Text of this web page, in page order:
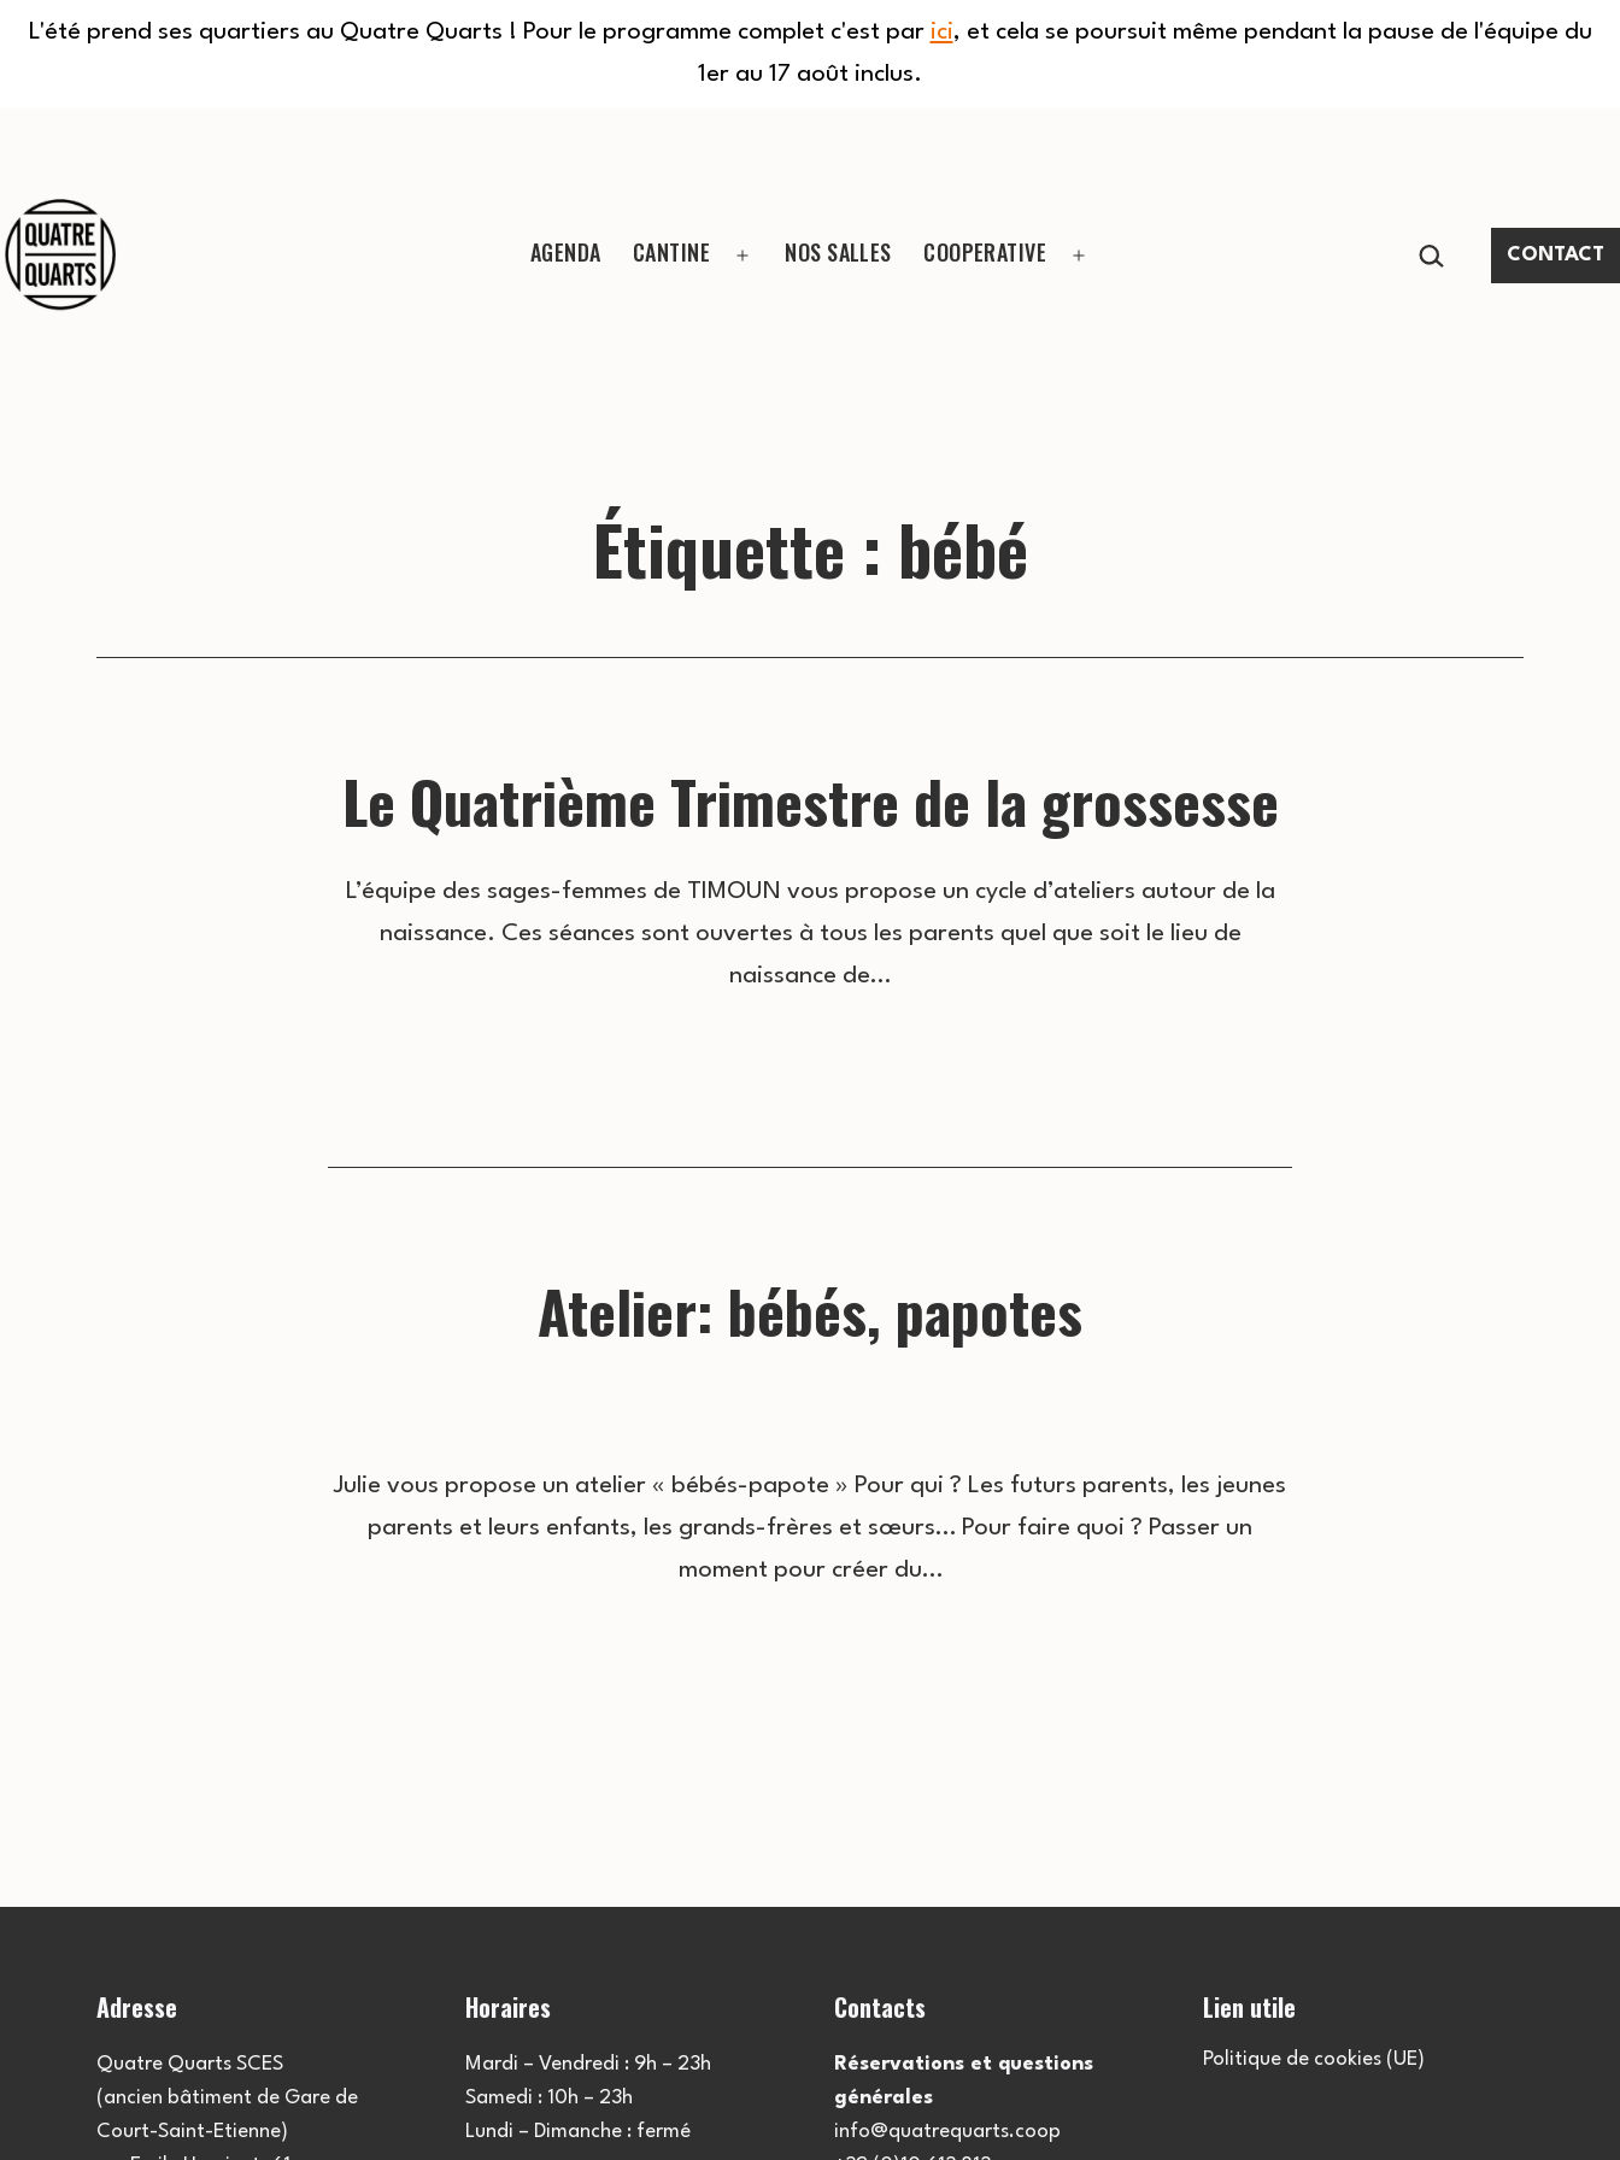
L'été prend ses quartiers au Quatre Quarts ! Pour le programme complet c'est par ici, et cela se poursuit même pendant la pause de l'équipe du
1er au 17 août inclus.
contenu
AGENDA CANTINE NOS SALLES COOPERATIVE RECHERCHER…
CONTACT
Étiquette : bébé
Le Quatrième Trimestre de la grossesse
L’équipe des sages-femmes de TIMOUN vous propose un cycle d’ateliers autour de la
naissance. Ces séances sont ouvertes à tous les parents quel que soit le lieu de
naissance de…
Atelier: bébés, papotes
Julie vous propose un atelier « bébés-papote » Pour qui ? Les futurs parents, les jeunes
parents et leurs enfants, les grands-frères et sœurs… Pour faire quoi ? Passer un
moment pour créer du…
Adresse
Quatre Quarts SCES
(ancien bâtiment de Gare de
Court-Saint-Etienne)
Horaires
Mardi – Vendredi : 9h – 23h
Samedi : 10h – 23h
Lundi – Dimanche : fermé
Contacts
Réservations et questions
générales
info@quatrequarts.coop
Lien utile
Politique de cookies (UE)